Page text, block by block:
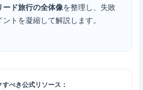
ード旅行の全体像を整理し、失敗
トを凝縮して解説します。
べき公式リソース：